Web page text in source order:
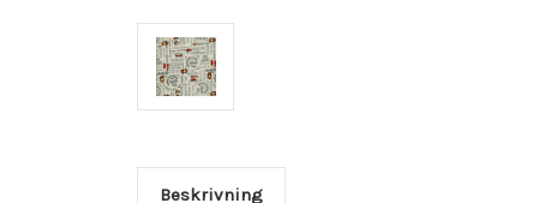
Beskrivning